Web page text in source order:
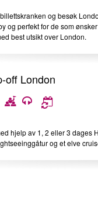
og besøk
og perfekt for de som
best utsikt over London.
off London
hjelp av 1, 2 eller 3
og et elve